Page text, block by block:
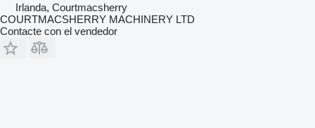
Irlanda, Courtmacsherry
COURTMACSHERRY MACHINERY LTD
Contacte con el vendedor